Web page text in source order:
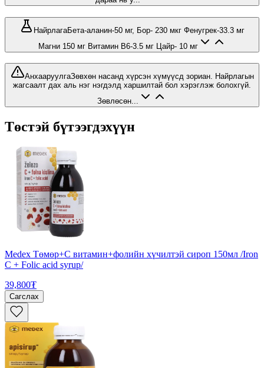
НайрлагаБета-аланин-50 мг, Бор- 230 мкг Фенугрек-33.3 мг
Магни 150 мг Витамин В6-3.5 мг Цайр- 10 мг
АнхааруулгаЗөвхөн насанд хүрсэн хүмүүсд зориан. Найрлагын
жагсаалт дах аль нэг нэгдэлд харшилтай бол хэрэглэж болохгүй.
Зөвлөсөн...
Төстэй бүтээгдэхүүн
Medex Төмөр+С витамин+фолийн хүчилтэй сироп 150мл /Iron
C + Folic acid syrup/
39,800₮
Сагслах